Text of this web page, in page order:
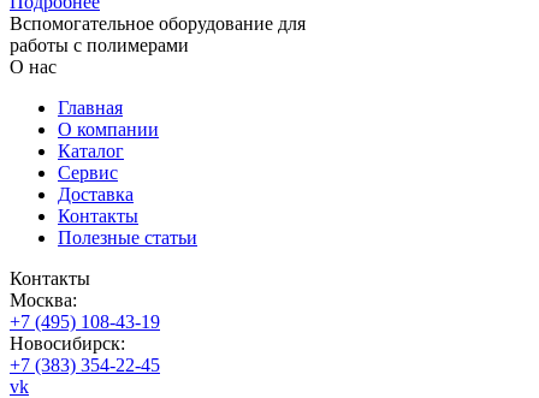
Вспомогательное оборудование для
работы с полимерами
О нас
Главная
О компании
Каталог
Сервис
Доставка
Контакты
Полезные статьи
Контакты
Москва:
+7 (495) 108-43-19
Новосибирск:
+7 (383) 354-22-45
vk